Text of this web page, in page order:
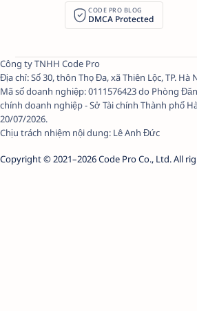
CODE PRO BLOG
DMCA Protected
Công ty TNHH Code Pro
Địa chỉ: Số 30, thôn Thọ Đa, xã Thiên Lộc, TP. Hà
Mã số doanh nghiệp: 0111576423 do Phòng
chính doanh nghiệp - Sở Tài chính Thành phố
20/07/2026.
Chịu trách nhiệm nội dung: Lê Anh Đức
Copyright © 2021–2026Code Pro Co., Ltd.All